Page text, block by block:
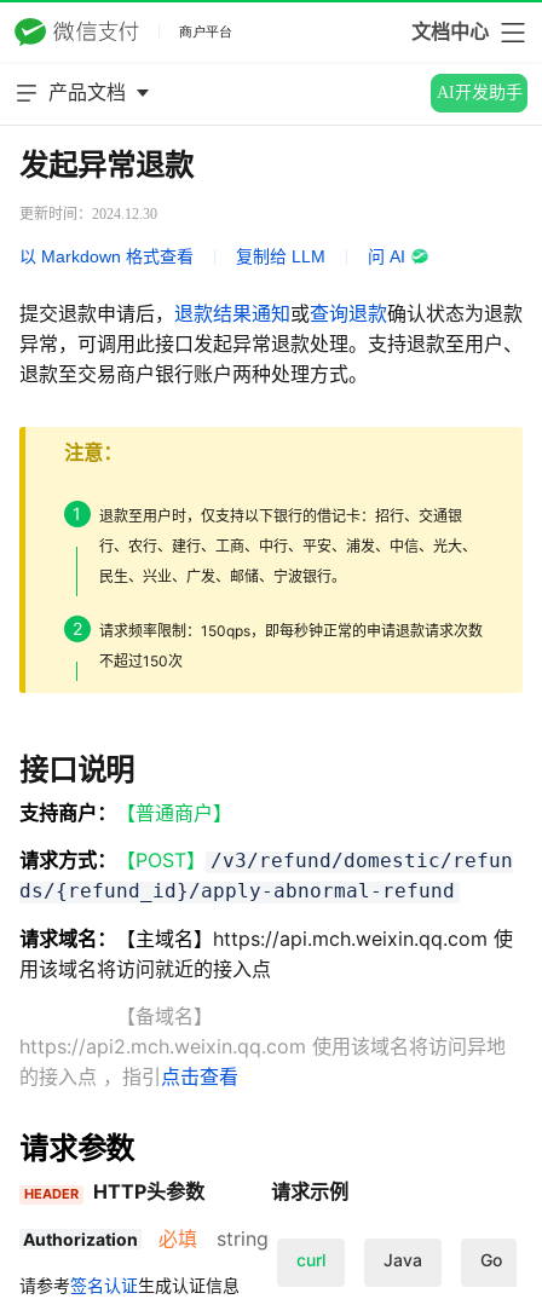
文档中心
产品文档 AI开发助手
发起异常退款
更新时间：2024.12.30
以 Markdown 格式查看 复制给 LLM 问 AI
提交退款申请后， 退款结果通知或查询退款确认状态为退款
异常，可调用此接口发起异常退款处理。支持退款至用户、
退款至交易商户银行账户两种处理方式。
注意：
退款至用户时，仅支持以下银行的借记卡：招行、交通银
行、农行、建行、工商、中行、平安、浦发、中信、光大、
民生、兴业、广发、邮储、宁波银行。
请求频率限制：150qps，即每秒钟正常的申请退款请求次数
不超过150次
接口说明
支持商户：
【普通商户】
请求方式：
【POST】
/v3/refund/domestic/refun
ds/{refund_id}/apply-abnormal-refund
请求域名： 【主域名】 https://api.mch.weixin.qq.com 使
用该域名将访问就近的接入点
【备域名】
https://api2.mch.weixin.qq.com 使用该域名将访问异地
的接入点 ，指引 点击查看
请求参数
HEADER HTTP头参数
Authorization 必填 string
请参考签名认证生成认证信息
请求示例
curl Java Go